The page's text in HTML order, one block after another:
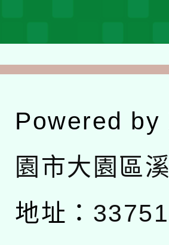
Powered by
園市大園區
地址：